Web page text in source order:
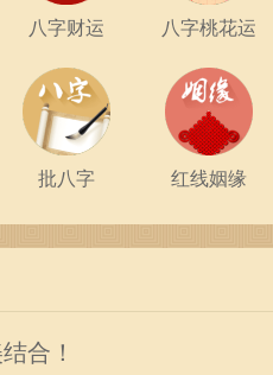
八字财运 八字桃花运
批八字 红线姻缘
合！